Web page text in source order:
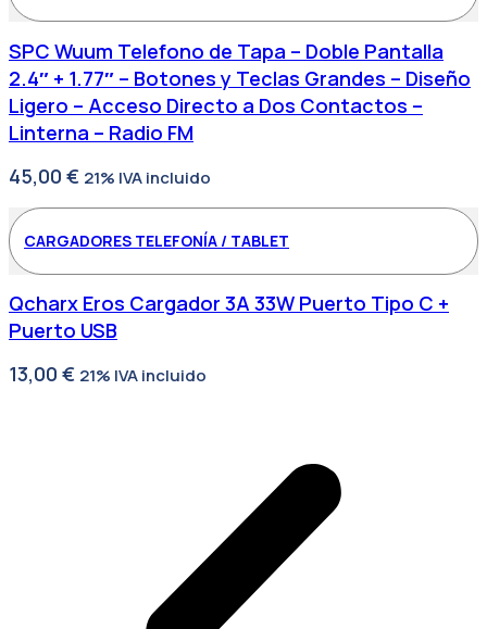
SPC Wuum Telefono de Tapa – Doble Pantalla
2.4″ + 1.77″ – Botones y Teclas Grandes – Diseño
Ligero – Acceso Directo a Dos Contactos –
Linterna – Radio FM
45,00 € 21% IVA incluido
CARGADORES TELEFONÍA / TABLET
Qcharx Eros Cargador 3A 33W Puerto Tipo C +
Puerto USB
13,00 € 21% IVA incluido